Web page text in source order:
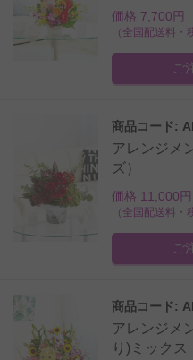
価格 7,700円
（全国配送料・
ご
商品コード:
アレンジメ
ズ）
価格 11,000円
（全国配送料・
ご
商品コード:
アレンジメ
り)ミック